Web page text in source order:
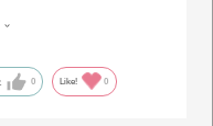
素敵な靴をありがとうご
0 Like! 0